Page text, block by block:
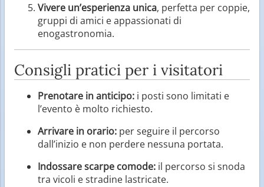
Vivere un’esperienza unica, perfetta per coppie,
gruppi di amici e appassionati di
enogastronomia.
Consigli pratici per i visitatori
Prenotare in anticipo: i posti sono limitati e
l’evento è molto richiesto.
Arrivare in orario: per seguire il percorso
dall’inizio e non perdere nessuna portata.
Indossare scarpe comode: il percorso si snoda
tra vicoli e stradine lastricate.